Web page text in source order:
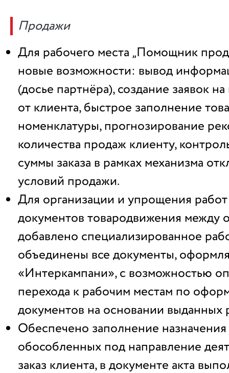
Продажи
Для рабочего места „Помощник
новые возможности: вывод
(досье партнёра), создание заявок
от клиента, быстрое заполнение
номенклатуры, прогнозирование
количества продаж клиенту,
суммы заказа в рамках механизма
условий продажи.
Для организации и упрощения
документов товародвижения между
добавлено специализированное
объединены все документы,
«Интеркампани», с возможностью
перехода к рабочим местам по
документов на основании выданных
Обеспечено заполнение назначения
обособленных под направление
заказ клиента, в документе акта